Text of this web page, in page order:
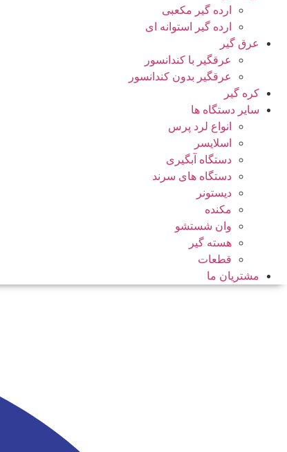
ارده گیر مکعبی
ارده گیر استوانه ای
عرق گیر
عرقگیر با کندانسور
عرقگیر بدون کندانسور
کره گیر
سایر دستگاه ها
انواع لرد پرس
اسلایسر
دستگاه آبگیری
دستگاه های سرند
دیستونر
مکنده
وان شستشو
هسته گیر
قطعات
مشتریان ما